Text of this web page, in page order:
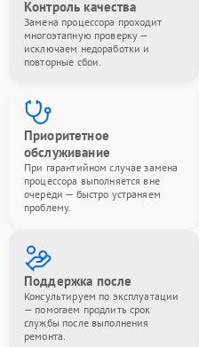
Контроль качества
Замена процессора проходит
многоэтапную проверку —
исключаем недоработки и
повторные сбои.
Приоритетное
обслуживание
При гарантийном случае замена
процессора выполняется вне
очереди — быстро устраняем
проблему.
Поддержка после
Консультируем по эксплуатации
— помогаем продлить срок
службы после выполнения
ремонта.